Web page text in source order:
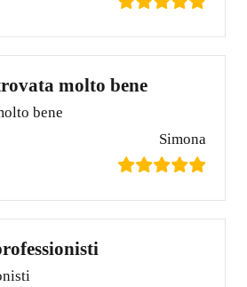
molto bene
bene
Simona